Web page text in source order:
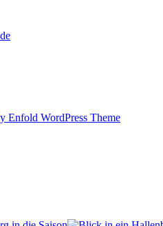
Enfold WordPress Theme